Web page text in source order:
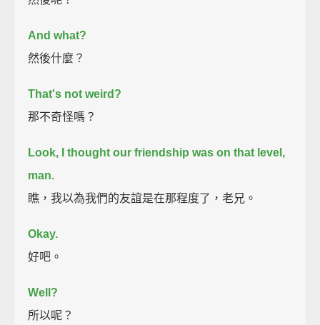
And what?
然後什麼？
That's not weird?
那不奇怪嗎？
Look, I thought our friendship was on that level,
man.
瞧，我以為我們的友誼是在那程度了，老兄。
Okay.
好吧。
Well?
所以呢？